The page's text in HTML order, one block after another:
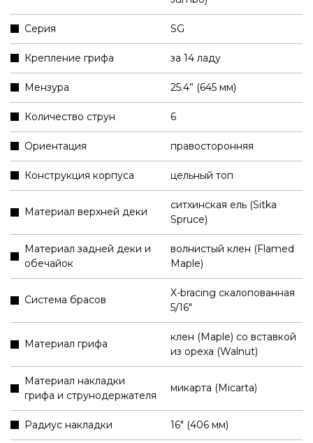
Серия SG
Крепление грифа за 14 ладу
Мензура 25.4” (645 мм)
Количество струн 6
Ориентация правосторонняя
Конструкция корпуса цельный топ
Материал верхней деки
ситхинская ель (Sitka
Spruce)
Материал задней деки и
обечайок
волнистый клен (Flamed
Maple)
Система брасов
X-bracing скалопованная
5/16"
Материал грифа
клен (Maple) со вставкой
из ореха (Walnut)
Материал накладки
грифа и струнодержателя
микарта (Micarta)
Радиус накладки 16" (406 мм)